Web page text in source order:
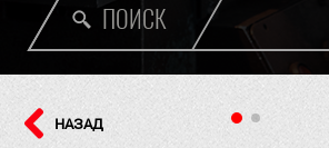
ПОИСК
НАЗАД